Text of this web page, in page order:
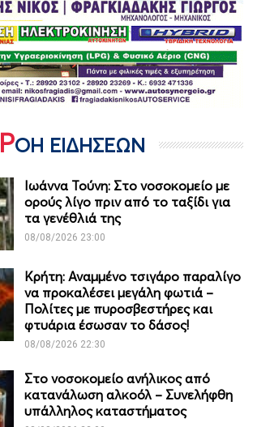
ΡΟΗ ΕΙΔΗΣΕΩΝ
Ιωάννα Τούνη: Στο νοσοκομείο με
ορούς λίγο πριν από το ταξίδι για
τα γενέθλιά της
08/08/2026 23:00
Κρήτη: Αναμμένο τσιγάρο παραλίγο
να προκαλέσει μεγάλη φωτιά –
Πολίτες με πυροσβεστήρες και
φτυάρια έσωσαν το δάσος!
08/08/2026 22:30
Στο νοσοκομείο ανήλικος από
κατανάλωση αλκοόλ – Συνελήφθη
υπάλληλος καταστήματος